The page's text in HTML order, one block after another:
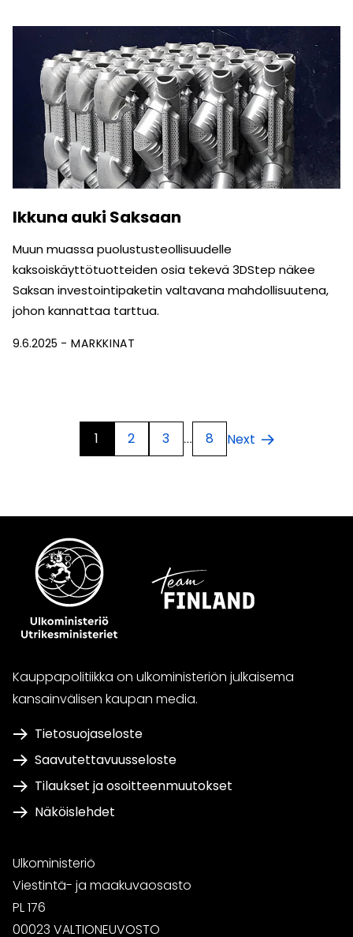
Ikkuna auki Saksaan
Muun muassa puolustusteollisuudelle
kaksoiskäyttötuotteiden osia tekevä 3DStep näkee
Saksan investointipaketin valtavana mahdollisuutena,
johon kannattaa tarttua.
9.6.2025 MARKKINAT
1 2 3 … 8 Next
Kauppapolitiikka on ulkoministeriön julkaisema
kansainvälisen kaupan media.
Tietosuojaseloste
Saavutettavuusseloste
Tilaukset ja osoitteenmuutokset
Näköislehdet
Ulkoministeriö
Viestintä- ja maakuvaosasto
PL 176
00023 VALTIONEUVOSTO